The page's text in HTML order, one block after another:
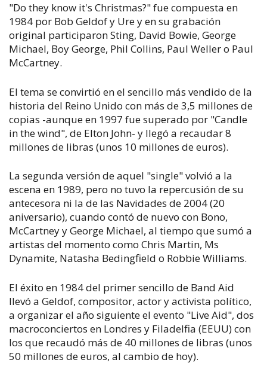
"Do they know it's Christmas?" fue compuesta en
1984 por Bob Geldof y Ure y en su grabación
original participaron Sting, David Bowie, George
Michael, Boy George, Phil Collins, Paul Weller o Paul
McCartney.
El tema se convirtió en el sencillo más vendido de la
historia del Reino Unido con más de 3,5 millones de
copias -aunque en 1997 fue superado por "Candle
in the wind", de Elton John- y llegó a recaudar 8
millones de libras (unos 10 millones de euros).
La segunda versión de aquel "single" volvió a la
escena en 1989, pero no tuvo la repercusión de su
antecesora ni la de las Navidades de 2004 (20
aniversario), cuando contó de nuevo con Bono,
McCartney y George Michael, al tiempo que sumó a
artistas del momento como Chris Martin, Ms
Dynamite, Natasha Bedingfield o Robbie Williams.
El éxito en 1984 del primer sencillo de Band Aid
llevó a Geldof, compositor, actor y activista político,
a organizar el año siguiente el evento "Live Aid", dos
macroconciertos en Londres y Filadelfia (EEUU) con
los que recaudó más de 40 millones de libras (unos
50 millones de euros, al cambio de hoy).